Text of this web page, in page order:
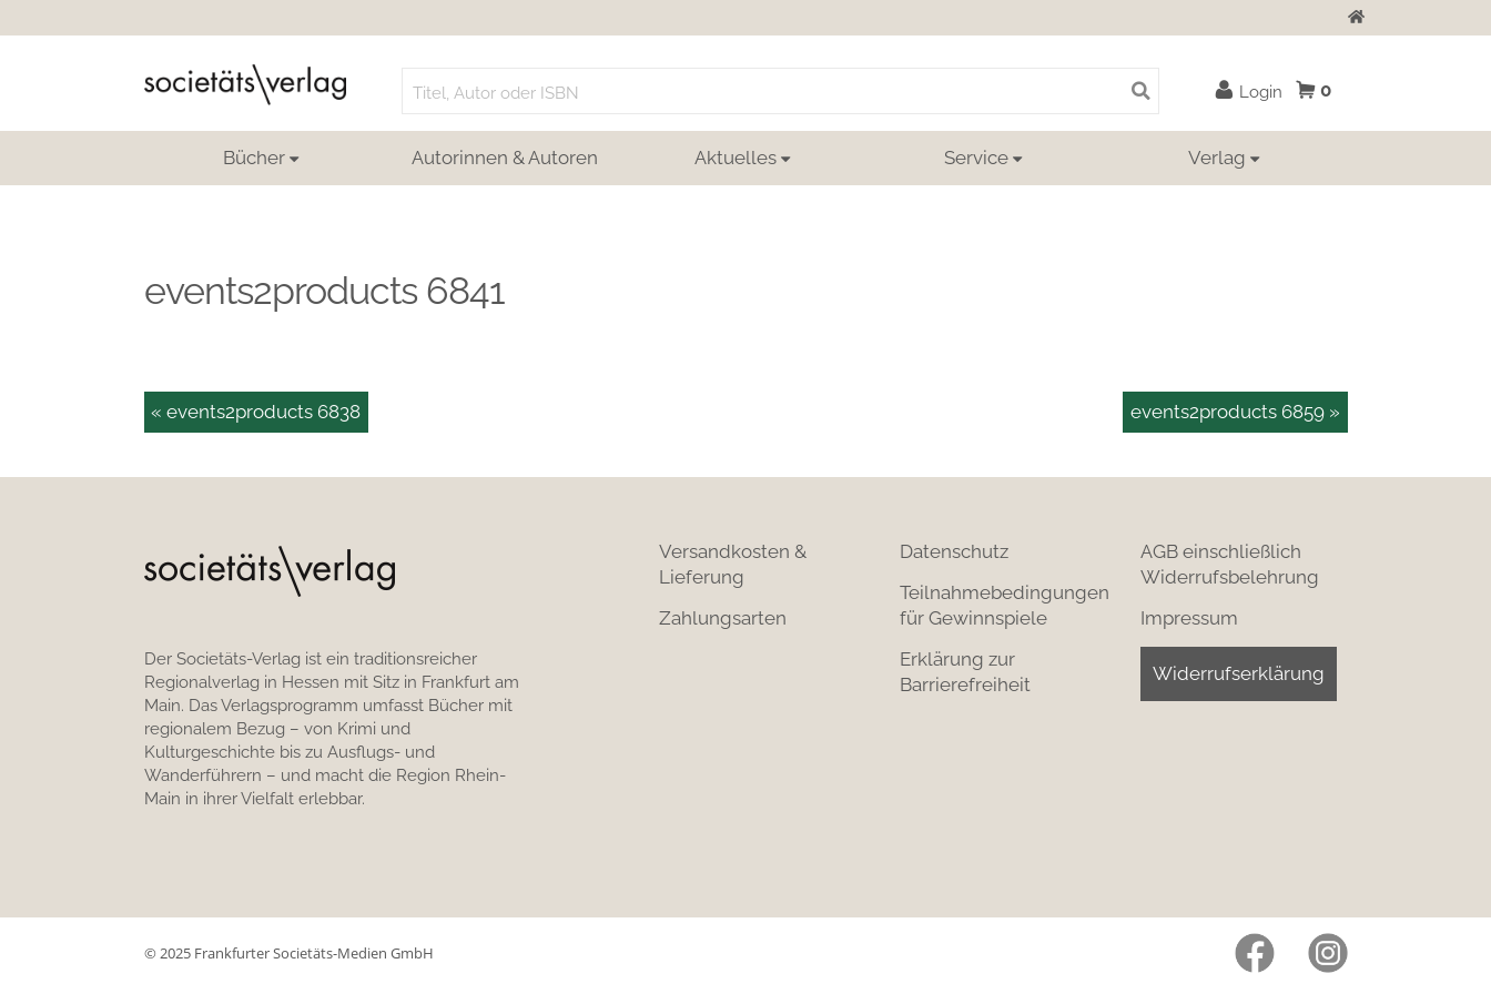
Zur Startseite
for:
Login 0
Bücher Autorinnen & Autoren Aktuelles Service Verlag
events2products 6841
events2products 6859 »
« events2products 6838
Der Societäts-Verlag ist ein traditionsreicher
Regionalverlag in Hessen mit Sitz in Frankfurt am
Main. Das Verlagsprogramm umfasst Bücher mit
regionalem Bezug – von Krimi und
Kulturgeschichte bis zu Ausflugs- und
Wanderführern – und macht die Region Rhein-
Main in ihrer Vielfalt erlebbar.
Versandkosten &
Lieferung
Zahlungsarten
Datenschutz
Teilnahmebedingungen
für Gewinnspiele
Erklärung zur
Barrierefreiheit
AGB einschließlich
Widerrufsbelehrung
Impressum
Widerrufserklärung
© 2025 Frankfurter Societäts-Medien GmbH